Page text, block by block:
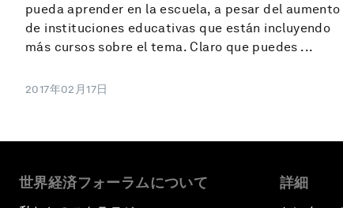
pueda aprender en la escuela, a pesar del aumento
de instituciones educativas que están incluyendo
más cursos sobre el tema. Claro que puedes ...
2017年02月17日
世界経済フォーラムについて 詳細